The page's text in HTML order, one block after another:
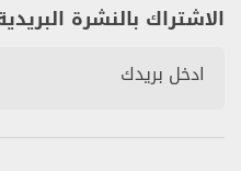
الاشتراك بالنشرة